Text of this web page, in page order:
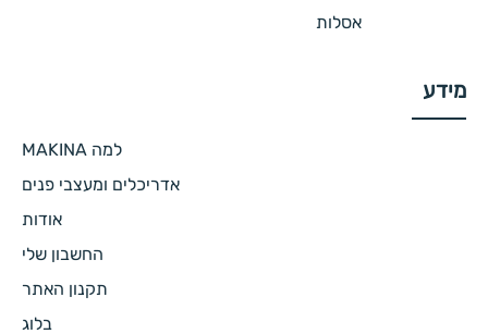
אסלות
מידע
למה MAKINA
אדריכלים ומעצבי פנים
אודות
החשבון שלי
תקנון האתר
בלוג